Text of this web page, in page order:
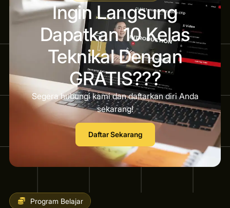
Ingin Langsung
Dapatkan 10 Kelas
Teknikal Dengan
GRATIS???
Segera hubungi kami dan daftarkan diri Anda
sekarang!
Daftar Sekarang
Program Belajar